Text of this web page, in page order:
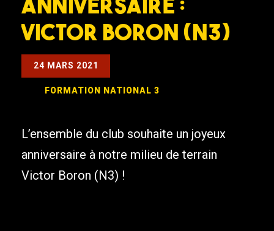
Victor BORON (N3)
24 MARS 2021
FORMATION NATIONAL 3
L’ensemble du club souhaite un joyeux
anniversaire à notre milieu de terrain
Victor Boron (N3) !